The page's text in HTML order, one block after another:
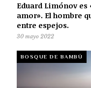
Eduard Limónov es
amor». El hombre
entre espejos.
30 mayo 2022
BOSQUE DE BAMBÚ